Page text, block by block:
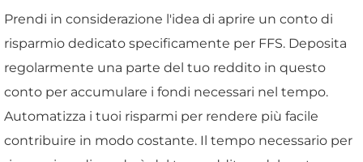
Prendi in considerazione l'idea di aprire un conto di
risparmio dedicato specificamente per FFS. Deposita
regolarmente una parte del tuo reddito in questo
conto per accumulare i fondi necessari nel tempo.
Automatizza i tuoi risparmi per rendere più facile
contribuire in modo costante. Il tempo necessario per